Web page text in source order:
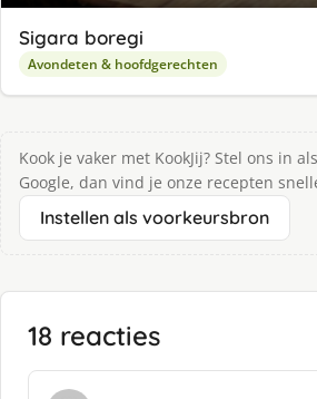
Sigara boregi
Avondeten & hoofdgerechten
Kook je vaker met KookJij? Stel ons in
Google, dan vind je onze recepten
Instellen als voorkeursbron
18 reacties